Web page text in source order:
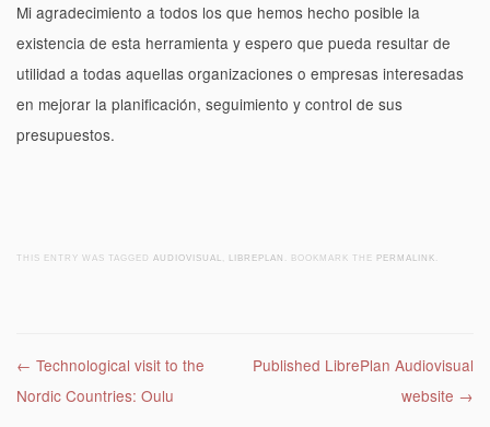
Mi agradecimiento a todos los que hemos hecho posible la
existencia de esta herramienta y espero que pueda resultar de
utilidad a todas aquellas organizaciones o empresas interesadas
en mejorar la planificación, seguimiento y control de sus
presupuestos.
THIS ENTRY WAS TAGGED AUDIOVISUAL LIBREPLAN . BOOKMARK THE PERMALINK
Post navigation
← Technological visit to the
Nordic Countries: Oulu
Published LibrePlan Audiovisual
website →